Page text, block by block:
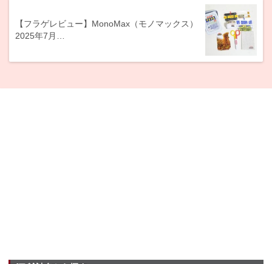
【フラゲレビュー】MonoMax（モノマックス）
2025年7月…